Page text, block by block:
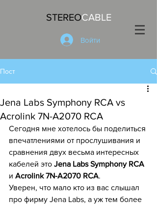
STEREOCABLE
Войти
Пост
Jena Labs Symphony RCA vs
Acrolink 7N-A2070 RCA
Сегодня мне хотелось бы поделиться
впечатлениями от прослушивания и
сравнения двух весьма интересных
кабелей это Jena Labs Symphony RCA
и Acrolink 7N-A2070 RCA.
Уверен, что мало кто из вас слышал
про фирму Jena Labs, а уж тем более